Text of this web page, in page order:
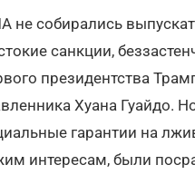
не собирались
санкции,
президентства
Хуана Гуайдо.
гарантии на
интересам, были